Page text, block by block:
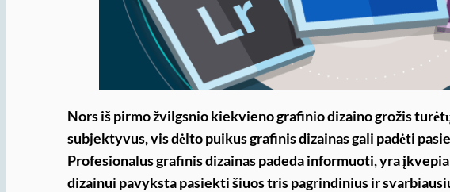
Nors iš pirmo žvilgsnio kiekvieno grafinio dizaino grožis
subjektyvus, vis dėlto puikus grafinis dizainas gali padėti
Profesionalus grafinis dizainas padeda informuoti, yra
dizainui pavyksta pasiekti šiuos tris pagrindinius ir